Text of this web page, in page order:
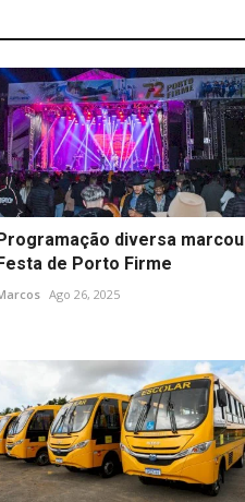
diversa marcou
de Porto Firme
Ago 26, 2025